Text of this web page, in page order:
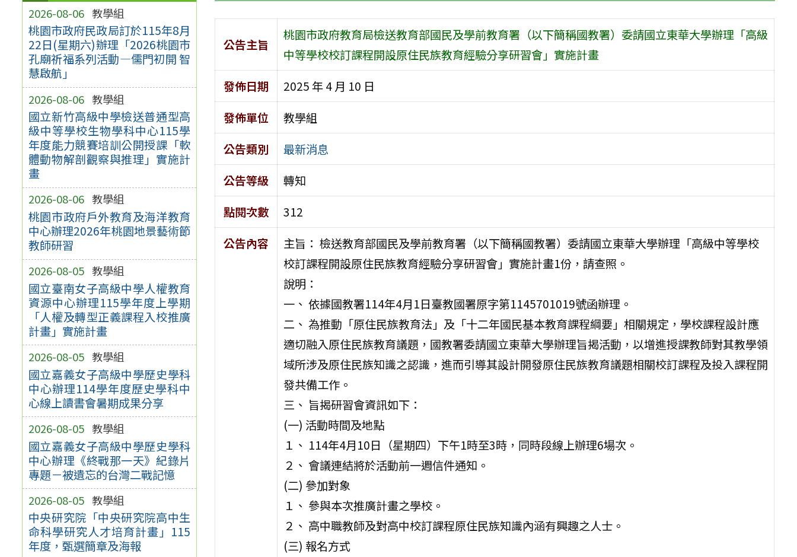
2026-08-06 教學組
桃園市政府民政局訂於115年8月
22日(星期六)辦理「2026桃園市
孔廟祈福系列活動—儒門初開 智
慧啟航」
2026-08-06 教學組
國立新竹高級中學檢送普通型高
級中等學校生物學科中心115學
年度能力競賽培訓公開授課「軟
體動物解剖觀察與推理」實施計
畫
2026-08-06 教學組
桃園市政府戶外教育及海洋教育
中心辦理2026年桃園地景藝術節
教師研習
2026-08-05 教學組
國立臺南女子高級中學人權教育
資源中心辦理115學年度上學期
「人權及轉型正義課程入校推廣
計畫」實施計畫
2026-08-05 教學組
國立嘉義女子高級中學歷史學科
中心辦理114學年度歷史學科中
心線上讀書會暑期成果分享
2026-08-05 教學組
國立嘉義女子高級中學歷史學科
中心辦理《終戰那一天》紀錄片
專題－被遺忘的台灣二戰記憶
2026-08-05 教學組
中央研究院「中央研究院高中生
命科學研究人才培育計畫」115
年度，甄選簡章及海報
公告主旨
桃園市政府教育局檢送教育部國民及學前教育署（以下簡稱國教署）委請國立東華大學辦理「高級
中等學校校訂課程開設原住民族教育經驗分享研習會」實施計畫
發佈日期
2025 年 4 月 10 日
發佈單位
教學組
公告類別
最新消息
公告等級
轉知
點閱次數
312
公告內容
主旨： 檢送教育部國民及學前教育署（以下簡稱國教署）委請國立東華大學辦理「高級中等學校
校訂課程開設原住民族教育經驗分享研習會」實施計畫1份，請查照。
說明：
一、 依據國教署114年4月1日臺教國署原字第1145701019號函辦理。
二、 為推動「原住民族教育法」及「十二年國民基本教育課程綱要」相關規定，學校課程設計應
適切融入原住民族教育議題，國教署委請國立東華大學辦理旨揭活動，以增進授課教師對其教學領
域所涉及原住民族知識之認識，進而引導其設計開發原住民族教育議題相關校訂課程及投入課程開
發共備工作。
三、 旨揭研習會資訊如下：
(一) 活動時間及地點
１、 114年4月10日（星期四）下午1時至3時，同時段線上辦理6場次。
２、 會議連結將於活動前一週信件通知。
(二) 參加對象
１、 參與本次推廣計畫之學校。
２、 高中職教師及對高中校訂課程原住民族知識內涵有興趣之人士。
(三) 報名方式